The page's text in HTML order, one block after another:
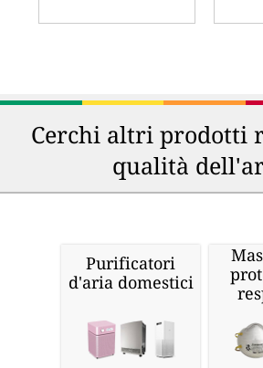
Cerchi altri prodotti
qualità
Purificatori
d'aria domestici